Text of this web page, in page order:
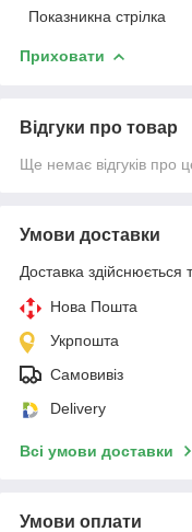
Показникна стрілка
Приховати
Відгуки про товар
Ще немає відгуків про
Умови доставки
Доставка здійснюється
Нова Пошта
Укрпошта
Самовивіз
Delivery
Всі умови доставки
Умови оплати